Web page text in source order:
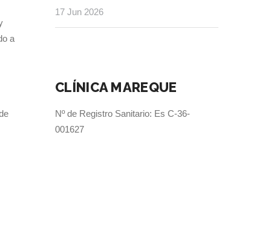
a
17 Jun 2026
CLÍNICA MAREQUE
Nº de Registro Sanitario: Es C-36-
001627